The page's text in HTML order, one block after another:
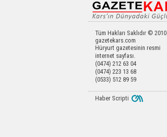
Tüm Hakları Saklıdır © 2010
gazetekars.com
Hüryurt gazetesinin resmi
internet sayfası.
(0474) 212 63 04
(0474) 223 13 68
(0533) 512 89 59
Haber Scripti